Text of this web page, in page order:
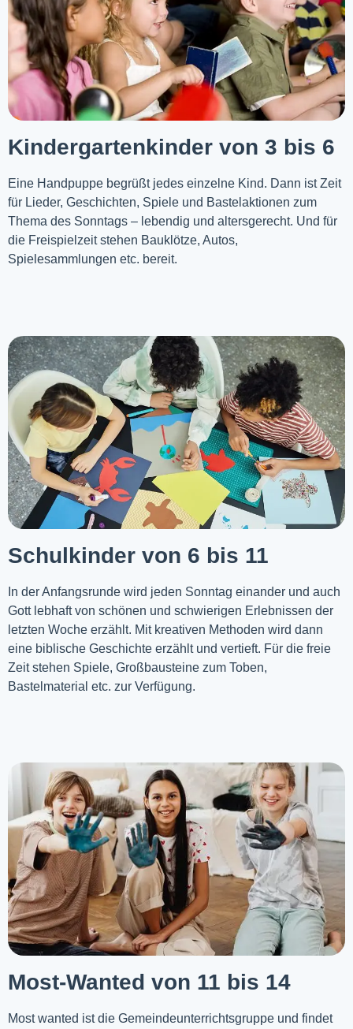
Kindergartenkinder von 3 bis 6
Eine Handpuppe begrüßt jedes einzelne Kind. Dann ist Zeit
für Lieder, Geschichten, Spiele und Bastelaktionen zum
Thema des Sonntags – lebendig und altersgerecht. Und für
die Freispielzeit stehen Bauklötze, Autos,
Spielesammlungen etc. bereit.
Schulkinder von 6 bis 11
In der Anfangsrunde wird jeden Sonntag einander und auch
Gott lebhaft von schönen und schwierigen Erlebnissen der
letzten Woche erzählt. Mit kreativen Methoden wird dann
eine biblische Geschichte erzählt und vertieft. Für die freie
Zeit stehen Spiele, Großbausteine zum Toben,
Bastelmaterial etc. zur Verfügung.
Most-Wanted von 11 bis 14
Most wanted ist die Gemeindeunterrichtsgruppe und findet